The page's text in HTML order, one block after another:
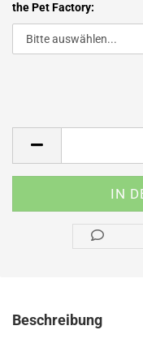
the Pet Factory:
Beschreibung